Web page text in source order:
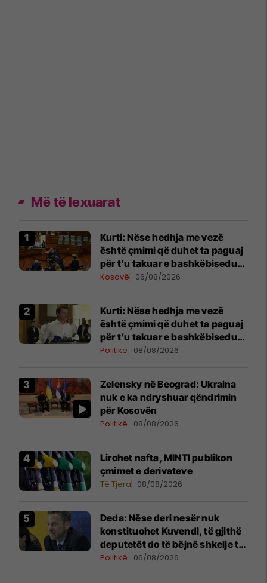
Më të lexuarat
Kurti: Nëse hedhja me vezë
është çmimi që duhet ta paguaj
për t’u takuar e bashkëbiseduar
jam i lumtur ta bëj këtë
Kosovë 06/08/2026
Kurti: Nëse hedhja me vezë
është çmimi që duhet ta paguaj
për t’u takuar e bashkëbiseduar
jam i lumtur ta bëj këtë
Politikë 08/08/2026
Zelensky në Beograd: Ukraina
nuk e ka ndryshuar qëndrimin
për Kosovën
Politikë 08/08/2026
Lirohet nafta, MINTI publikon
çmimet e derivateve
Të Tjera 08/08/2026
Deda: Nëse deri nesër nuk
konstituohet Kuvendi, të gjithë
deputetët do të bëjnë shkelje të
rëndë kushtetuese
Politikë 06/08/2026